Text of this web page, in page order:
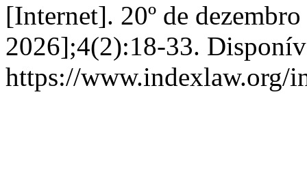
[Internet]. 20º de
2026];4(2):18-33.
https://www.indexlaw.org/